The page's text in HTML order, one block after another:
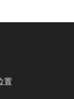
置